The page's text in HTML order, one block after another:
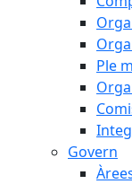
Ple
Govern